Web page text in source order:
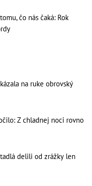
čo nás čaká: Rok
na ruke obrovský
Z chladnej noci rovno
delili od zrážky len